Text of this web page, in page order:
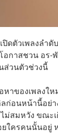
ดตัวเพลงลำดั
อกาสชวน อร
ส่วนตัวช่วงนี้
หาของเพลงให
ก่อนหน้านี้อย่า
ม่สมหวัง ขณะ
ยใครคนนั้นอยู่